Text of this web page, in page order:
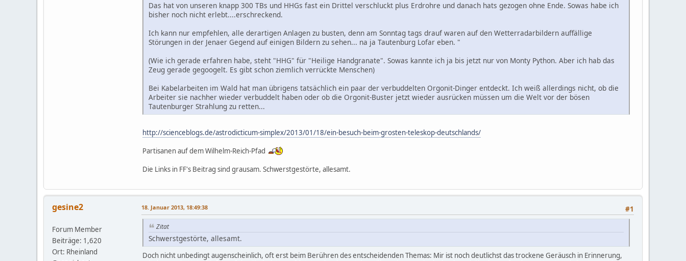
Das hat von unseren knapp 300 TBs und HHGs fast ein Drittel verschluckt plus Erdrohre und danach hats gezogen ohne Ende. Sowas habe ich
bisher noch nicht erlebt....erschreckend.
Ich kann nur empfehlen, alle derartigen Anlagen zu busten, denn am Sonntag tags drauf waren auf den Wetterradarbildern auffällige
Störungen in der Jenaer Gegend auf einigen Bildern zu sehen... na ja Tautenburg Lofar eben. "
(Wie ich gerade erfahren habe, steht "HHG" für "Heilige Handgranate". Sowas kannte ich ja bis jetzt nur von Monty Python. Aber ich hab das
Zeug gerade gegoogelt. Es gibt schon ziemlich verrückte Menschen)
Bei Kabelarbeiten im Wald hat man übrigens tatsächlich ein paar der verbuddelten Orgonit-Dinger entdeckt. Ich weiß allerdings nicht, ob die
Arbeiter sie nachher wieder verbuddelt haben oder ob die Orgonit-Buster jetzt wieder ausrücken müssen um die Welt vor der bösen
Tautenburger Strahlung zu retten...
http://scienceblogs.de/astrodicticum-simplex/2013/01/18/ein-besuch-beim-grosten-teleskop-deutschlands/
Partisanen auf dem Wilhelm-Reich-Pfad
Die Links in FF's Beitrag sind grausam. Schwerstgestörte, allesamt.
gesine2
Forum Member
Beiträge: 1,620
Ort: Rheinland
#1
18. Januar 2013, 18:49:38
Zitat
Schwerstgestörte, allesamt.
Doch nicht unbedingt augenscheinlich, oft erst beim Berühren des entscheidenden Themas: Mir ist noch deutlichst das trockene Geräusch in Erinnerung,